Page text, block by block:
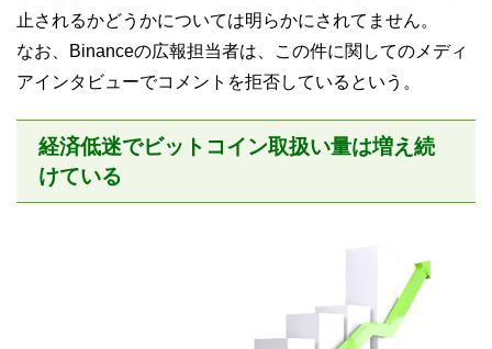
止されるかどうかについては明らかにされてません。
なお、Binanceの広報担当者は、この件に関してのメディ
アインタビューでコメントを拒否しているという。
経済低迷でビットコイン取扱い量は増え続
けている